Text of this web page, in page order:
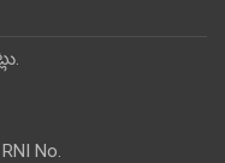
No.